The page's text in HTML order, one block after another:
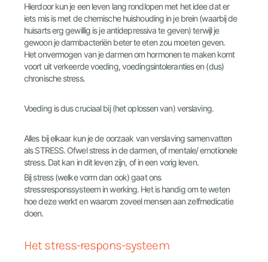
Hierdoor kun je een leven lang rondlopen met het idee dat er
iets mis is met de chemische huishouding in je brein (waarbij de
huisarts erg gewillig is je antidepressiva te geven) terwijl je
gewoon je darmbacteriën beter te eten zou moeten geven.
Het onvermogen van je darmen om hormonen te maken komt
voort uit verkeerde voeding, voedingsintoleranties en (dus)
chronische stress.
Voeding is dus cruciaal bij (het oplossen van) verslaving.
Alles bij elkaar kun je de oorzaak van verslaving samenvatten
als STRESS. Ofwel stress in de darmen, of mentale/ emotionele
stress. Dat kan in dit leven zijn, of in een vorig leven.
Bij stress (welke vorm dan ook) gaat ons
stressresponssysteem in werking. Het is handig om te weten
hoe deze werkt en waarom zoveel mensen aan zelfmedicatie
doen.
Het stress-respons-systeem